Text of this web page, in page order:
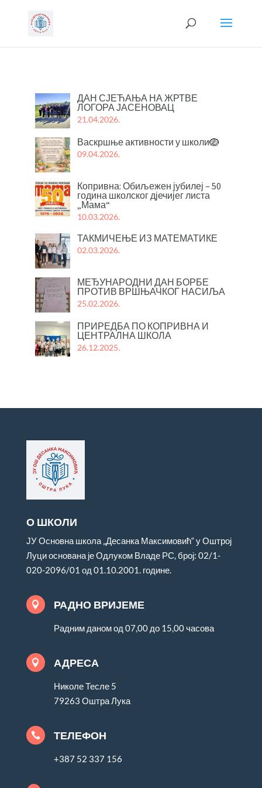
ДАН СЈЕЋАЊА НА ЖРТВЕ
ЛОГОРА ЈАСЕНОВАЦ
21.04.2026.
Васкршње активности у школи🪺
09.04.2026.
Копривна: Обиљежен јубилеј – 50
година школског дјечијег листа
„Мама“
10.03.2026.
ТАКМИЧЕЊЕ ИЗ МАТЕМАТИКЕ
02.03.2026.
МЕЂУНАРОДНИ ДАН БОРБЕ
ПРОТИВ ВРШЊАЧКОГ НАСИЉА
25.02.2026.
ПРИРЕДБА ПО КОПРИВНА И
ЦЕНТРАЛНА ШКОЛА
26.12.2025.
О ШКОЛИ
ЈУ Основна школа „Десанка Максимовић“ у Оштрој
Луци основана је Одлуком Владе РС, број: 02/1-
020-2096/01 од 01.10.2001. године.
 РАДНО ВРИЈЕМЕ
Радним даном од 07,00 до 15,00 часова
 АДРЕСА
Николе Тесле 5
79263 Оштра Лука
 ТЕЛЕФОН
+387 52 337 156